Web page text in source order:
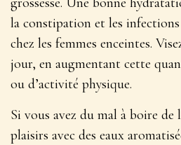
la constipation et les
chez les femmes enceintes.
jour, en augmentant cette
ou d’activité physique.
Si vous avez du mal à boire de
plaisirs avec des eaux